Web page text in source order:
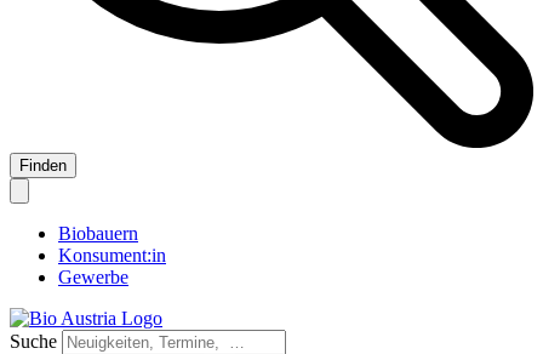
Biobauern
Konsument:in
Gewerbe
Suche